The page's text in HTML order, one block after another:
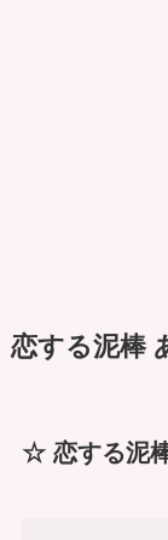
恋する泥棒
☆ 恋する泥